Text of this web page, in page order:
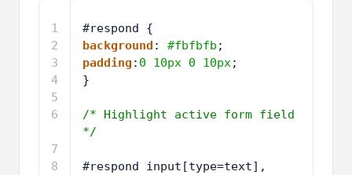
1
2
3
4
5
6
7
8
#respond {
background : #fbfbfb ;
padding : 0 10px 0 10px;
}
/* Highlight active form field
*/
#respond input[type=text],